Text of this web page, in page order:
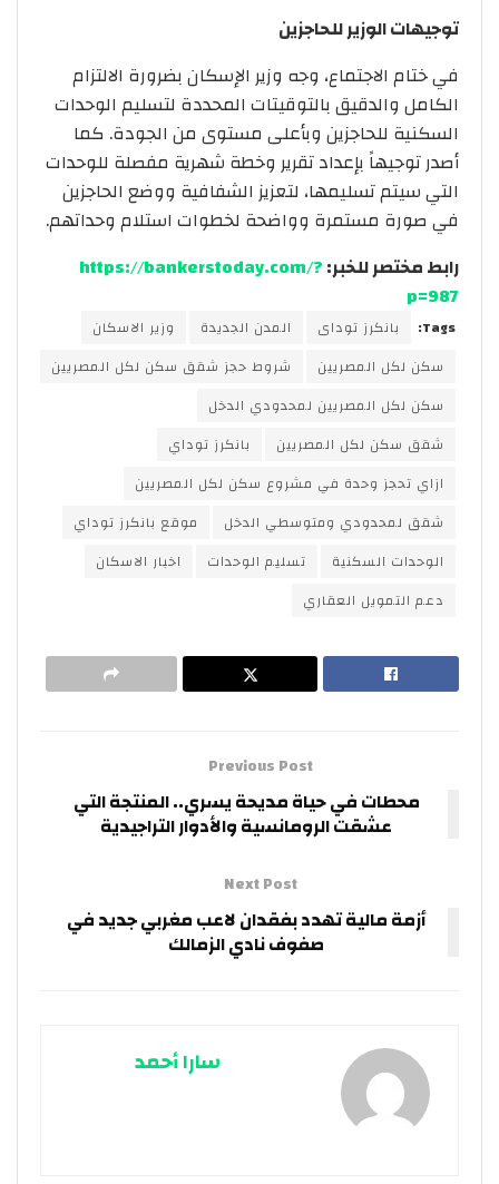
توجيهات الوزير للحاجزين
في ختام الاجتماع، وجه وزير الإسكان بضرورة الالتزام
الكامل والدقيق بالتوقيتات المحددة لتسليم الوحدات
السكنية للحاجزين وبأعلى مستوى من الجودة. كما
أصدر توجيهاً بإعداد تقرير وخطة شهرية مفصلة للوحدات
التي سيتم تسليمها، لتعزيز الشفافية ووضع الحاجزين
في صورة مستمرة وواضحة لخطوات استلام وحداتهم.
رابط مختصر للخبر:https://bankerstoday.com/?
p=987
Tags: بانكرز توداى المدن الجديدة
وزير الاسكان
سكن لكل المصريين
شروط حجز شقق سكن لكل المصريين
سكن لكل المصريين لمحدودي الدخل
شقق سكن لكل المصريين
بانكرز توداي
ازاي تحجز وحدة في مشروع سكن لكل المصريين
شقق لمحدودي ومتوسطي الدخل
موقع بانكرز توداي
الوحدات السكنية
تسليم الوحدات
اخبار الاسكان
دعم التمويل العقاري
Previous Post
محطات في حياة مديحة يسري.. المنتجة التي
عشقت الرومانسية والأدوار التراجيدية
Next Post
أزمة مالية تهدد بفقدان لاعب مغربي جديد في
صفوف نادي الزمالك
سارا أحمد